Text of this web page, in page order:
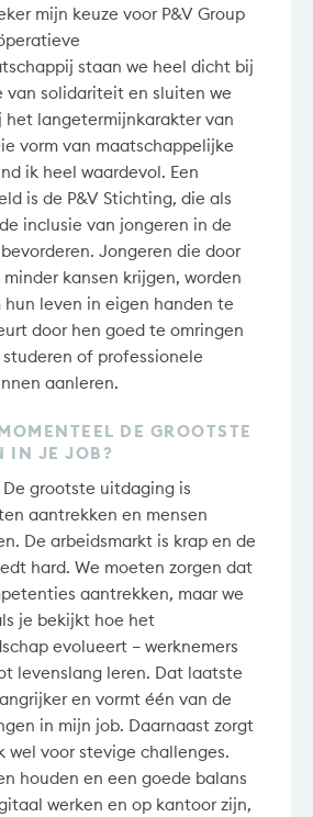
mijn keuze voor P&V Group
staan we heel dicht bij
van solidariteit en sluiten we
het langetermijnkarakter van
vorm van maatschappelijke
ik heel waardevol. Een
is de P&V Stichting, die als
inclusie van jongeren in de
Jongeren die door
kansen krijgen, worden
leven in eigen handen te
door hen goed te omringen
of professionele
aanleren.
DE GROOTSTE
IN JE JOB?
De grootste uitdaging is
aantrekken en mensen
De arbeidsmarkt is krap en de
hard. We moeten zorgen dat
aantrekken, maar we
je bekijkt hoe het
evolueert – werknemers
levenslang leren. Dat laatste
en vormt één van de
in mijn job. Daarnaast zorgt
wel voor stevige challenges.
houden en een goede balans
werken en op kantoor zijn,